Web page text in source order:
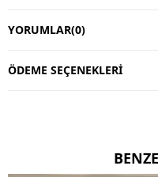
KULLANIM TALİMATI
CİFT RENKLİ ÜRÜNLERDE
YORUMLAR(0)
ÖDEME SEÇENEKLERI